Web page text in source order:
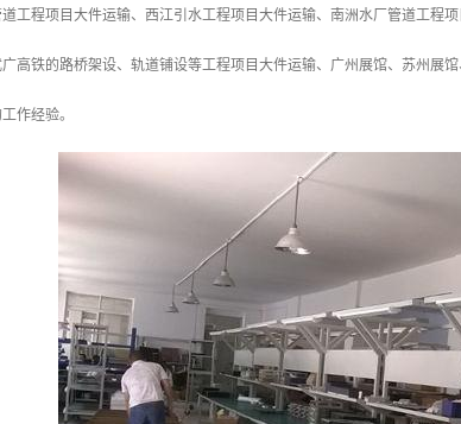
工程项目大件运输、西江引水工程项目大件运输、南洲水厂管道工程
高铁的路桥架设、轨道铺设等工程项目大件运输、广州展馆、苏州展
作经验。